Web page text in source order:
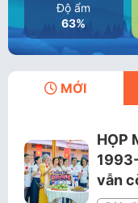
Độ ẩm
63%
MỚI
HỌP
vẫn